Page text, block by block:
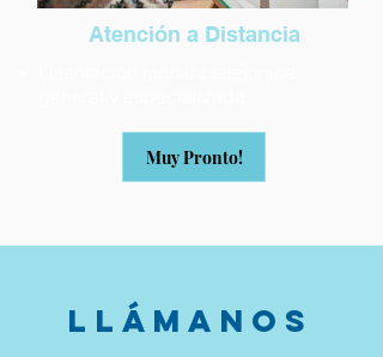
Atención a Distancia
Muy Pronto!
LLÁMANOS